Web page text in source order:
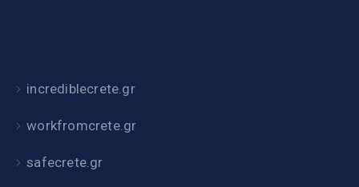
incrediblecrete.gr
workfromcrete.gr
safecrete.gr